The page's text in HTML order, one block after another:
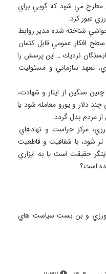
مطرح مي شود كه گويي براي
شناخته شده مدير روابط
افكار عمومي قابل كتمان
نزديك ـ اين پرسش را
تعهد سازماني و مسئوليت
سنگين از ايثار و شهادت،
دلار و يورو معامله شود يا
مركز حراست و نهادهاي
شود، با شفافيت و قاطعيت
حقيقت است يا به ابزاري
و بن بست سياست هاي